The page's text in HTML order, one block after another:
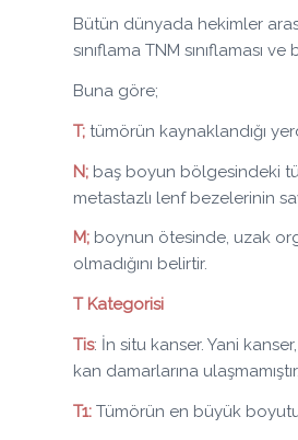
Bütün dünyada hekimler
sınıflama TNM sınıflaması
Buna göre;
T; tümörün kaynaklandığı
N; baş boyun bölgesindeki
metastazlı lenf bezelerinin
M; boynun ötesinde, uzak
olmadığını belirtir.
T Kategorisi
Tis: İn situ kanser. Yani
kan damarlarına ulaşmamıştır.
T1: Tümörün en büyük